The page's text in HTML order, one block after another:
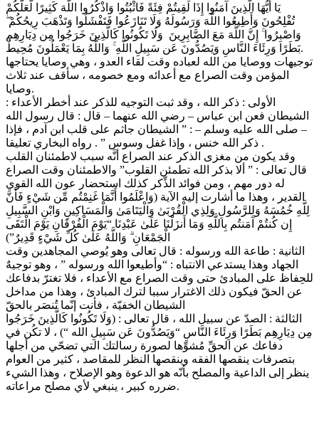
يَا أَيُّهَا الَّذِينَ آمَنُوا إِذَا لَقِيتُمْ فِئَةً فَاثْبُتُوا وَاذْكُرُوا اللَّهَ كَثِيرًا لَّعَلَّكُمْ
تُفْلِحُونَ وَأَطِيعُوا اللَّهَ وَرَسُولَهُ وَلَا تَنَازَعُوا فَتَفْشَلُوا وَتَذْهَبَ رِيحُكُمْ ۖ
وَاصْبِرُوا ۚ إِنَّ اللَّهَ مَعَ الصَّابِرِينَ وَلَا تَكُونُوا كَالَّذِينَ خَرَجُوا مِن دِيَارِهِم
بَطَرًا وَرِئَاءَ النَّاسِ وَيَصُدُّونَ عَن سَبِيلِ اللَّهِ ۚ وَاللَّهُ بِمَا يَعْمَلُونَ مُحِيطٌ.
توجيهات ووصايا من الله لعباده وقت لقاء العدو ، وهي وصايا يحتاجها
المؤمن وقت الصراع مع أعدائه ومع خصومه ، سأقف عند ثلاث
وصايا.
الأولى : ذكر الله ، وقد ثبت التوجيه للذكر عند أخطر الأعداء :
الشيطان فعن ابن عباس – رضي الله عنهما – قال : قال رسول الله
– صلى الله عليه وسلم – : ” الشيطان جاثم على قلب ابن آدم ، فإذا
ذكر الله خنس ، وإذا غفل وسوس ” . رواه البخاري تعليقا .
وقد يكون من مغزى الذكر عند الصراع أنَّه سبب لاطمئنان القلب
قال تعالى : ” ألا بذكر الله تطمئن القلوب” والاطمئنان وقت الصراع
له دور مهم ، ومن فوائد الذِّكر كذلك استحضار عون الله القوي
القدير ، وهذا ما أشارت إليه الآية (وَاعْلَمُوا أَنَّمَا غَنِمْتُم مِّن شَيْءٍ فَأَنَّ
لِلَّهِ خُمُسَهُ وَلِلرَّسُولِ وَلِذِي الْقُرْبَىٰ وَالْيَتَامَىٰ وَالْمَسَاكِينِ وَابْنِ السَّبِيلِ
إِن كُنتُمْ آمَنتُم بِاللَّهِ وَمَا أَنزَلْنَا عَلَىٰ عَبْدِنَا “يَوْمَ الْفُرْقَانِ يَوْمَ الْتَقَى
الْجَمْعَانِ ۗ وَاللَّهُ عَلَىٰ كُلِّ شَيْءٍ قَدِيرٌ”)
الثانية : طاعة الله ورسوله : قال تعالى وهو يُوصي المجاهدين وقت
الجهاد وهذا يستدعي الانتباه : “وأطيعوا الله ورسوله ” ، وهو توجيهٌ
للحِفاظ على المبادئ حتى وقت الصراع مع الأعداء ، فلا تغترّ بدفاعك
عن الحقّ فيكون ذلك الاغترار سببا لترك المبادئ ، وهذا من مداخل
الشيطان الخفيّة ، فأنت إنّما تُنصَر بالحقّ
الثالثة : الصدّ عن سبيل الله ، قال تعالى : (وَلَا تَكُونُوا كَالَّذِينَ خَرَجُوا
مِن دِيَارِهِم بَطَرًا وَرِئَاءَ النَّاسِ “وَيَصُدُّونَ عَن سَبِيلِ الله “) ، لا تكُن في
دفاعك عن الحقِّ مُشوِّها لصورة رسالتك التي تضحّي من أجلها
بتصرفات ينقصها الفقه وينقصها النظر للمقاصد ، كثير من العوام
ينظر إلى الداعية والمصلح بأنّه هو الدعوة وهو الإصلاح ، وهذا الشيء
ضرره كبير ، ينبغي لأي مصلح مراعاته.